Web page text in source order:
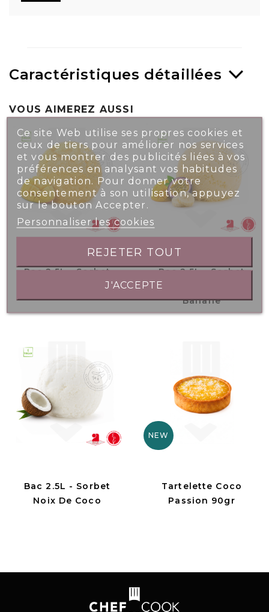
Caractéristiques détaillées
VOUS AIMEREZ AUSSI
Bac 2.5L - Sorbet
Bac 2.5L - Sorbet
Passion Mangue
Banane
Bac 2.5L - Sorbet
Noix De Coco
NEW
Tartelette Coco
Passion 90gr
Ce site Web utilise ses propres cookies et
ceux de tiers pour améliorer nos services
et vous montrer des publicités liées à vos
préférences en analysant vos habitudes
de navigation. Pour donner votre
consentement à son utilisation, appuyez
sur le bouton Accepter.
Personnaliser les cookies
REJETER TOUT
J'ACCEPTE